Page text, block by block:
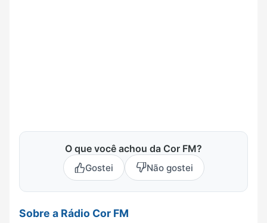
O que você achou da Cor FM?
Gostei Não gostei
Sobre a Rádio Cor FM